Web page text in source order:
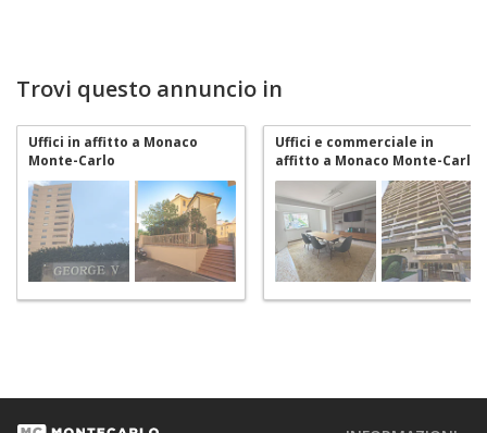
Trovi questo annuncio in
Uffici in affitto a Monaco
Monte-Carlo
Uffici e commerciale in
affitto a Monaco Monte-Carlo